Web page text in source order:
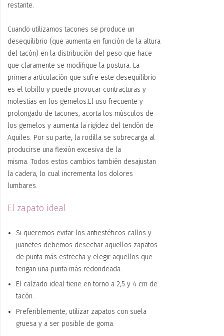
restante.
Cuando utilizamos tacones se produce un
desequilibrio (que aumenta en función de la altura
del tacón) en la distribución del peso que hace
que claramente se modifique la postura. La
primera articulación que sufre este desequilibrio
es el tobillo y puede provocar contracturas y
molestias en los gemelos.El uso frecuente y
prolongado de tacones, acorta los músculos de
los gemelos y aumenta la rigidez del tendón de
Aquiles. Por su parte, la rodilla se sobrecarga al
producirse una flexión excesiva de la
misma. Todos estos cambios también desajustan
la cadera, lo cual incrementa los dolores
lumbares.
El zapato ideal
Si queremos evitar los antiestéticos callos y
juanetes debemos desechar aquellos zapatos
de punta más estrecha y elegir aquellos que
tengan una punta más redondeada.
El calzado ideal tiene en torno a 2,5 y 4 cm de
tacón.
Preferiblemente, utilizar zapatos con suela
gruesa y a ser posible de goma.